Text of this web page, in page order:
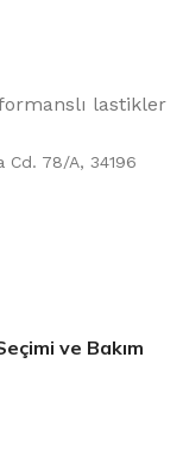
lastikler
Cd. 78/A, 34196
ve Bakım